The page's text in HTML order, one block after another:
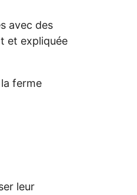
avec des
et expliquée
ferme
leur